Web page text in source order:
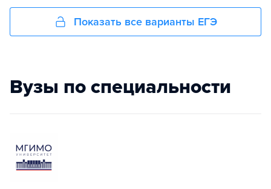
Показать все варианты ЕГЭ
Вузы по специальности